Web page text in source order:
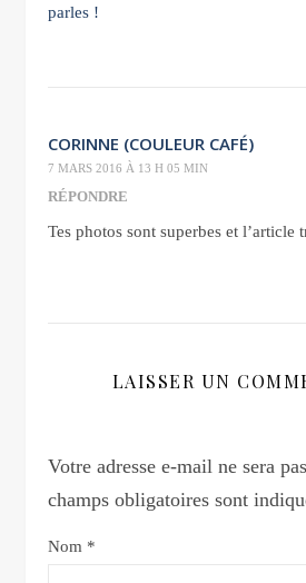
parles !
CORINNE (COULEUR CAFÉ)
7 MARS 2016 À 13 H 05 MIN
RÉPONDRE
Tes photos sont superbes et l’article
LAISSER UN
Votre adresse e-mail ne sera
champs obligatoires sont
Nom *